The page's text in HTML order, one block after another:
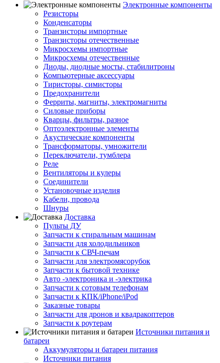
Электронные компоненты
Резисторы
Конденсаторы
Транзисторы импортные
Транзисторы отечественные
Микросхемы импортные
Микросхемы отечественные
Диоды, диодные мосты, стабилитроны
Компьютерные аксессуары
Тиристоры, симисторы
Предохранители
Ферриты, магниты, электромагниты
Силовые приборы
Кварцы, фильтры, разное
Оптоэлектронные элементы
Акустические компоненты
Трансформаторы, умножители
Переключатели, тумблера
Реле
Вентиляторы и кулеры
Соединители
Установочные изделия
Кабели, провода
Шнуры
Доставка
Пульты ДУ
Запчасти к стиральным машинам
Запчасти для холодильников
Запчасти к СВЧ-печам
Запчасти для электромясорубок
Запчасти к бытовой технике
Авто -электроника и -электрика
Запчасти к сотовым телефонам
Запчасти к КПК/iPhone/iPod
Заказные товары
Запчасти для дронов и квадракоптеров
Запчасти к роутерам
Источники питания и
батареи
Аккумуляторы и батареи питания
Источники питания